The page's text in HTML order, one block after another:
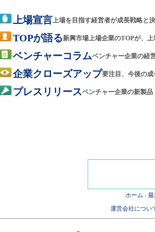
上場宣言上場を目指す経営者が成長戦略と
TOPが語る新興市場上場企業のTOPが、上
ベンチャーコラムベンチャー企業の経
企業クローズアップ要注目、今後の成
プレスリリースベンチャー企業の新製
ホーム - 最
運営会社につい